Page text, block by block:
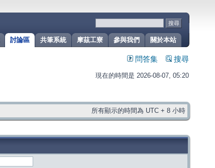
關於本站
參與我們
摩茲工寮
共筆系統
討論區
問答集 搜尋
現在的時間是 2026-08-07, 05:20
所有顯示的時間為 UTC + 8 小時